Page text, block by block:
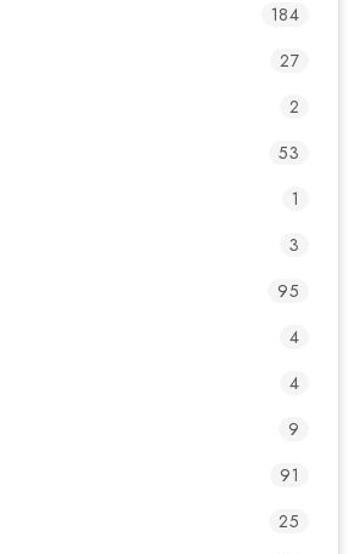
184
27
2
53
1
3
95
4
4
9
91
25